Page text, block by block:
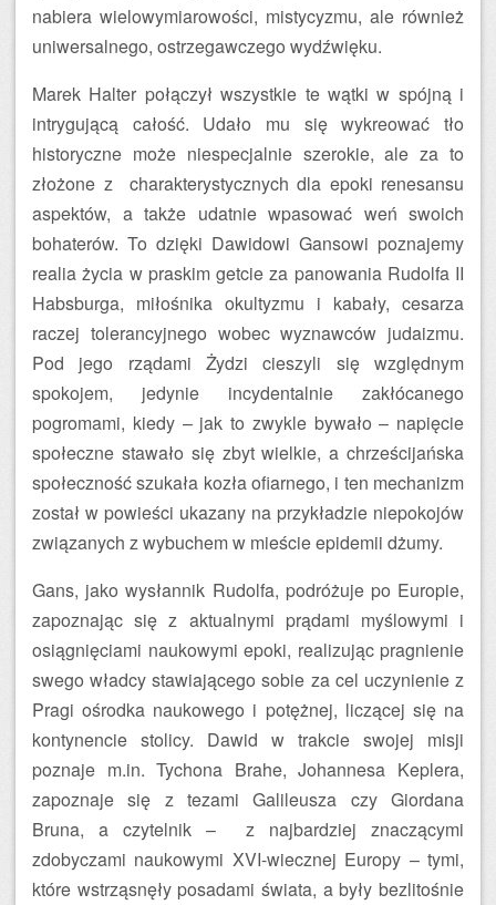
nabiera wielowymiarowości, mistycyzmu, ale również
uniwersalnego, ostrzegawczego wydźwięku.
Marek Halter połączył wszystkie te wątki w spójną i
intrygującą całość. Udało mu się wykreować tło
historyczne może niespecjalnie szerokie, ale za to
złożone z charakterystycznych dla epoki renesansu
aspektów, a także udatnie wpasować weń swoich
bohaterów. To dzięki Dawidowi Gansowi poznajemy
realia życia w praskim getcie za panowania Rudolfa II
Habsburga, miłośnika okultyzmu i kabały, cesarza
raczej tolerancyjnego wobec wyznawców judaizmu.
Pod jego rządami Żydzi cieszyli się względnym
spokojem, jedynie incydentalnie zakłócanego
pogromami, kiedy – jak to zwykle bywało – napięcie
społeczne stawało się zbyt wielkie, a chrześcijańska
społeczność szukała kozła ofiarnego, i ten mechanizm
został w powieści ukazany na przykładzie niepokojów
związanych z wybuchem w mieście epidemii dżumy.
Gans, jako wysłannik Rudolfa, podróżuje po Europie,
zapoznając się z aktualnymi prądami myślowymi i
osiągnięciami naukowymi epoki, realizując pragnienie
swego władcy stawiającego sobie za cel uczynienie z
Pragi ośrodka naukowego i potężnej, liczącej się na
kontynencie stolicy. Dawid w trakcie swojej misji
poznaje m.in. Tychona Brahe, Johannesa Keplera,
zapoznaje się z tezami Galileusza czy Giordana
Bruna, a czytelnik – z najbardziej znaczącymi
zdobyczami naukowymi XVI-wiecznej Europy – tymi,
które wstrząsnęły posadami świata, a były bezlitośnie